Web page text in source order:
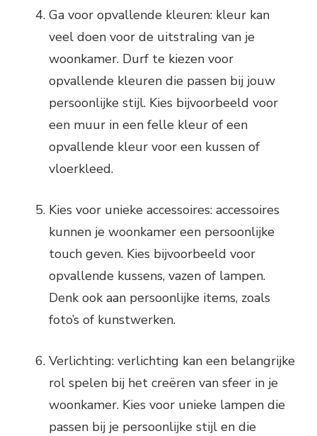
Ga voor opvallende kleuren: kleur kan
veel doen voor de uitstraling van je
woonkamer. Durf te kiezen voor
opvallende kleuren die passen bij jouw
persoonlijke stijl. Kies bijvoorbeeld voor
een muur in een felle kleur of een
opvallende kleur voor een kussen of
vloerkleed.
Kies voor unieke accessoires: accessoires
kunnen je woonkamer een persoonlijke
touch geven. Kies bijvoorbeeld voor
opvallende kussens, vazen of lampen.
Denk ook aan persoonlijke items, zoals
foto’s of kunstwerken.
Verlichting: verlichting kan een belangrijke
rol spelen bij het creëren van sfeer in je
woonkamer. Kies voor unieke lampen die
passen bij je persoonlijke stijl en die